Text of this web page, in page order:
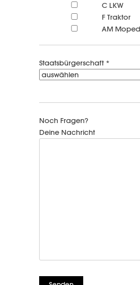
C LKW
F Traktor
AM
Staatsbürgerschaft *
Noch Fragen?
Deine Nachricht